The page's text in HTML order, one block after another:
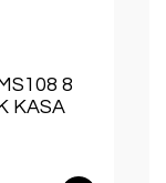
8
KASA